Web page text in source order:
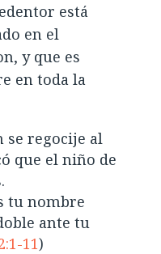
está
en el
y que es
en toda la
se regocije al
que el niño de
tu nombre
ante tu
11)